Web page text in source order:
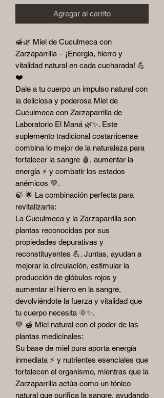
Agregar al carrito
🍯🌿 Miel de Cuculmeca con
Zarzaparrilla – ¡Energía, hierro y
vitalidad natural en cada cucharada! 💪
❤️
Dale a tu cuerpo un impulso natural con
la deliciosa y poderosa Miel de
Cuculmeca con Zarzaparrilla de
Laboratorio El Maná 🌿✨. Este
suplemento tradicional costarricense
combina lo mejor de la naturaleza para
fortalecer la sangre 🩸, aumentar la
energía ⚡️ y combatir los estados
anémicos 💚.
🍃 🌟 La combinación perfecta para
revitalizarte:
La Cuculmeca y la Zarzaparrilla son
plantas reconocidas por sus
propiedades depurativas y
reconstituyentes 💪. Juntas, ayudan a
mejorar la circulación, estimular la
producción de glóbulos rojos y
aumentar el hierro en la sangre,
devolviéndote la fuerza y vitalidad que
tu cuerpo necesita 🌞✨.
💚 🍯 Miel natural con el poder de las
plantas medicinales:
Su base de miel pura aporta energía
inmediata ⚡️ y nutrientes esenciales que
fortalecen el organismo, mientras que la
Zarzaparrilla actúa como un tónico
natural que purifica la sangre, ayudando